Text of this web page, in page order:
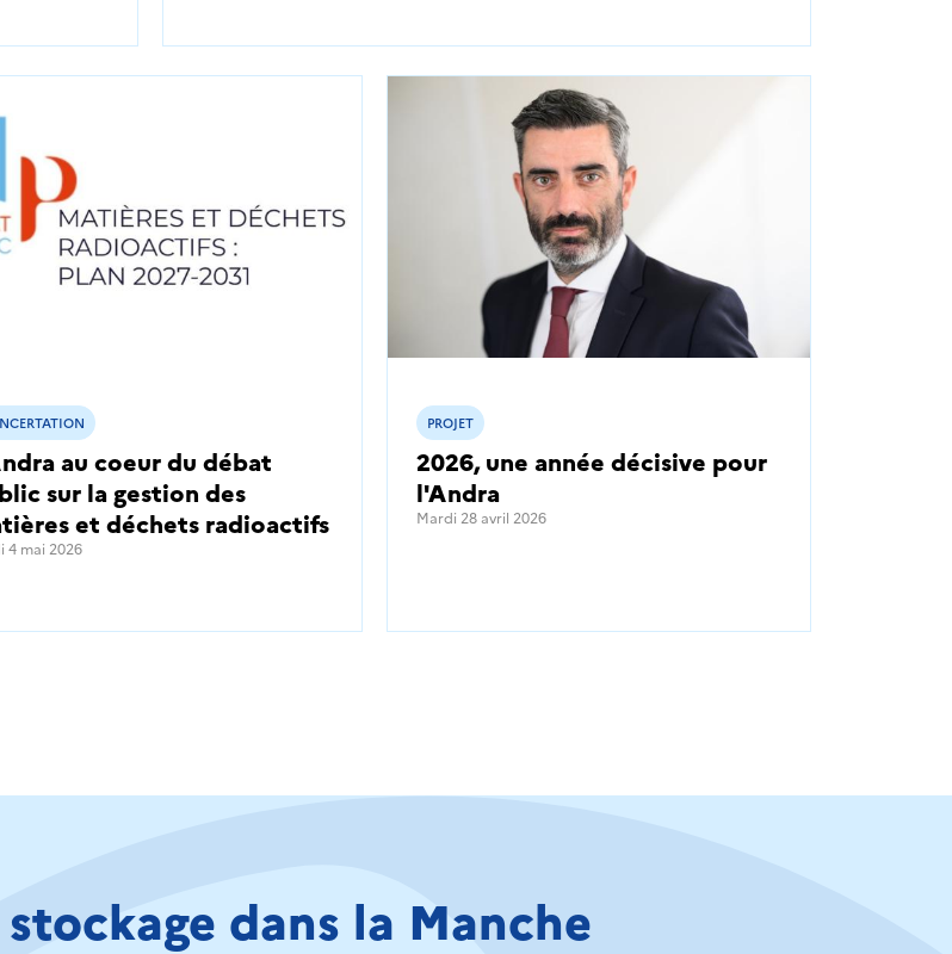
au coeur du débat
sur la gestion des
et déchets radioactifs
4 mai 2026
2026, une année décisive pour
l'Andra
PROJET
Mardi 28 avril 2026
dans la Manche